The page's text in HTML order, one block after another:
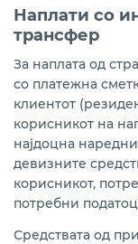
Известувања и
Наплати со
трансфер
За наплата од
со платежна
клиентот
корисникот на
најдоцна
девизните
корисникот,
потребни
Средствата од